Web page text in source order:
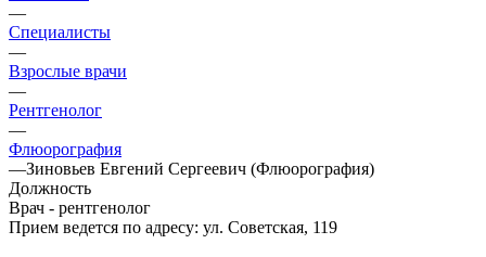
—
Специалисты
—
Взрослые врачи
—
Рентгенолог
—
Флюорография
—Зиновьев Евгений Сергеевич (Флюорография)
Должность
Врач - рентгенолог
Прием ведется по адресу: ул. Советская, 119